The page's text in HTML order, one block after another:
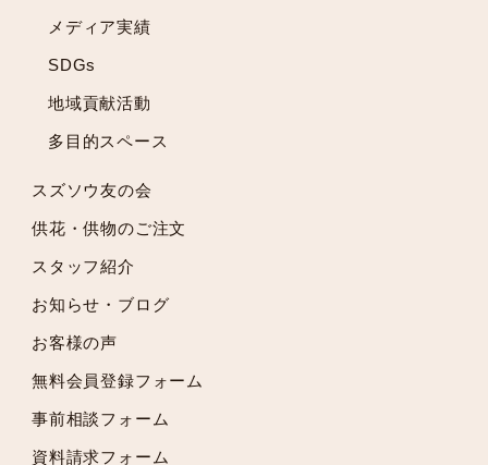
2021年12月
2021年11月
2021年10月
2021年8月
2021年7月
2021年5月
2021年4月
2021年3月
2021年1月
2020年12月
2020年11月
2020年10月
メディア実績
SDGs
地域貢献活動
多目的スペース
スズソウ友の会
供花・供物のご注文
スタッフ紹介
お知らせ・ブログ
お客様の声
無料会員登録フォーム
事前相談フォーム
資料請求フォーム